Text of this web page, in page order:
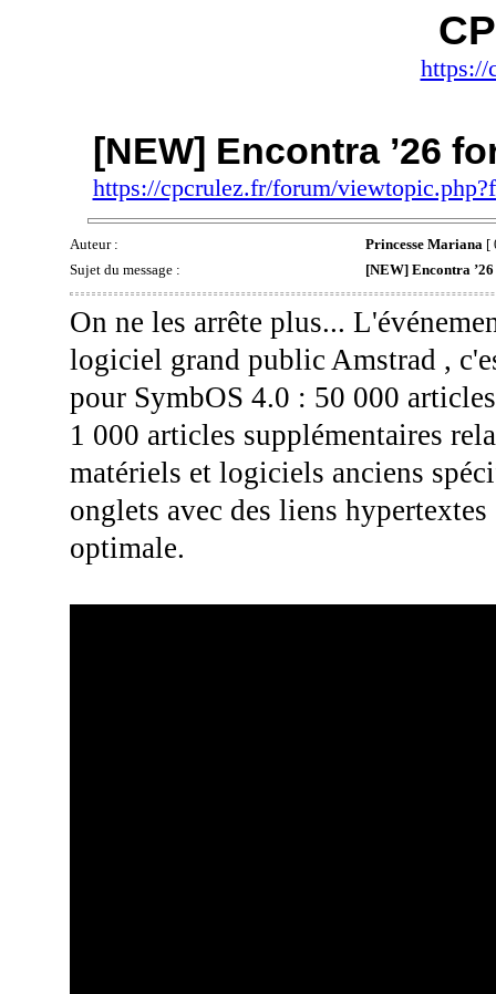
https://
[NEW] Encontra ’26
https://cpcrulez.fr/forum/
Auteur : Princesse Mariana [
Sujet du message :
[NEW] Encontra
On ne les arrête plus...
logiciel grand public Amstrad ,
pour SymbOS 4.0 : 50 000
1 000 articles supplémentaires
matériels et logiciels anciens
onglets avec des liens
optimale.